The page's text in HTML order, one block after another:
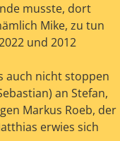
musste, dort
Mike, zu tun
und 2012
auch nicht stoppen
an Stefan,
Markus Roeb, der
erwies sich